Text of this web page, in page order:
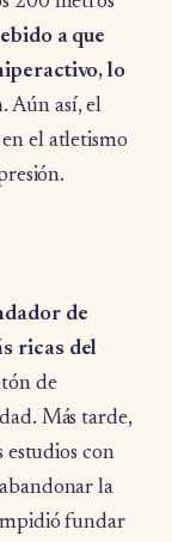
a que
lo
. Aún así, el
el atletismo
de
ricas del
de
Más tarde,
estudios con
la
fundar